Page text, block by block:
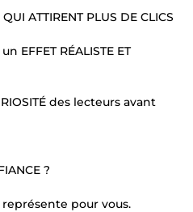
ATTIRENT PLUS DE CLICS
EFFET RÉALISTE ET
des lecteurs avant
?
représente pour vous.